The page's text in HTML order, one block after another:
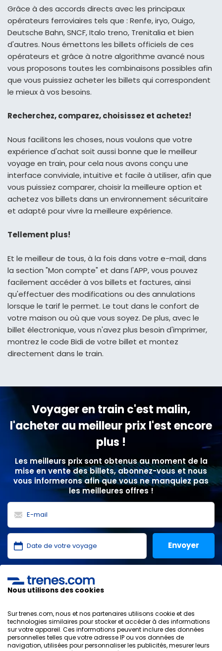
Grâce à des accords directs avec les principaux
opérateurs ferroviaires tels que : Renfe, iryo, Ouigo,
Deutsche Bahn, SNCF, Italo treno, Trenitalia et bien
d'autres. Nous émettons les billets officiels de ces
opérateurs et grâce à notre algorithme avancé nous
vous proposons toutes les combinaisons possibles afin
que vous puissiez acheter les billets qui correspondent
le mieux à vos besoins.
Recherchez, comparez, choisissez et achetez!
Nous facilitons les choses, nous voulons que votre
expérience d'achat soit aussi bonne que le meilleur
voyage en train, pour cela nous avons conçu une
interface conviviale, intuitive et facile à utiliser, afin que
vous puissiez comparer, choisir la meilleure option et
achetez vos billets dans un environnement sécuritaire
et adapté pour vivre la meilleure expérience.
Tellement plus!
Et le meilleur de tous, à la fois dans votre e-mail, dans
la section "Mon compte" et dans l'APP, vous pouvez
facilement accéder à vos billets et factures, ainsi
qu'effectuer des modifications ou des annulations
lorsque le tarif le permet. Le tout dans le confort de
votre maison ou où que vous soyez. De plus, avec le
billet électronique, vous n'avez plus besoin d'imprimer,
montrez le code Bidi de votre billet et montez
directement dans le train.
Voyager en train c'est malin,
l'acheter au meilleur prix l'est encore
plus !
Les meilleurs prix sont obtenus au moment de la
mise en vente des billets, abonnez-vous et nous
vous informerons afin que vous ne manquiez pas
les meilleures offres !
J'ai lu et j'accepte les
protection des données,
Politique de confidentialité
Nous utilisons des cookies
Sur trenes.com, nous et nos partenaires utilisons cookie et des
technologies similaires pour stocker et accéder à des informations
sur votre appareil. Ces informations peuvent inclure des données
personnelles telles que votre adresse IP ou vos données de
navigation, utilisées pour personnaliser les publicités, mesurer leurs